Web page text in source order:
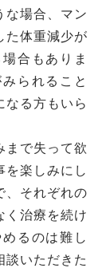
な場合、マン
た体重減少が
合もありま
られること
なる方もいら
まで失って欲
を楽しみにし
、それぞれの
く治療を続け
るのは難し
談いただきた